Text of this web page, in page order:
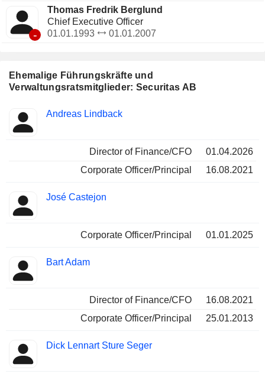
Ehemalige Führungskräfte und
Verwaltungsratsmitglieder: Securitas AB
Insider
Besetzte
Andreas Lindback
Director of Finance/CFO
01.04.2026
Corporate Officer/Principal
16.08.2021
José Castejon
Corporate Officer/Principal 01.01.2025
Bart Adam
Director of Finance/CFO
16.08.2021
Corporate Officer/Principal
25.01.2013
Dick Lennart Sture Seger
-
Thomas Fredrik Berglund
Chief Executive Officer
01.01.1993
01.01.2007